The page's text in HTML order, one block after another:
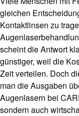
gleichen
Kontaktlinsen zu
scheint die Antwort
günstiger, weil die
Zeit verteilen. Doch
man die Ausgaben
Augenlasern bei
sondern auch